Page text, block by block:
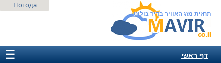
תחזית מזג האוויר בדיר בולוט
Погода
☰
דף ראשי